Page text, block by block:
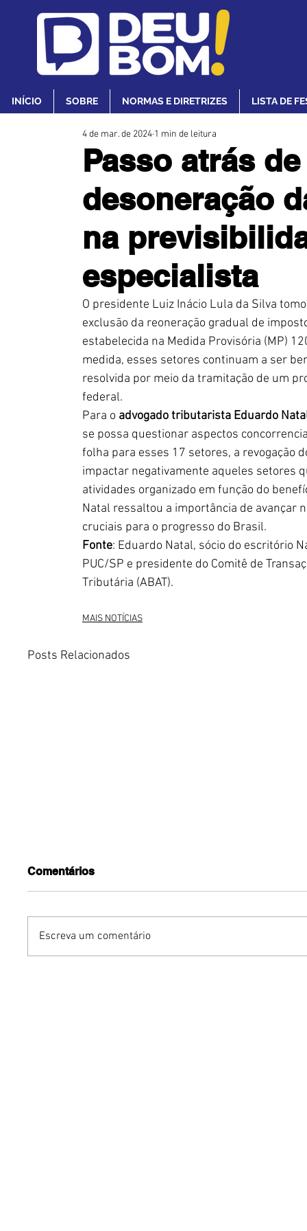
INÍCIO SOBRE NORMAS E DIRETRIZES LISTA DE
Passo atrás
desoneração
na
especialista
4 de mar. de 2024 1 min de leitura
O presidente Luiz Inácio Lula da Silva
exclusão da reoneração gradual de
estabelecida na Medida Provisória (MP)
medida, esses setores continuam a ser
resolvida por meio da tramitação de um
federal.
Para o advogado tributarista Eduardo
se possa questionar aspectos
folha para esses 17 setores, a revogação
impactar negativamente aqueles setores
atividades organizado em função do
Natal ressaltou a importância de
cruciais para o progresso do Brasil.
Fonte: Eduardo Natal, sócio do escritório
PUC/SP e presidente do Comitê de
Tributária (ABAT).
MAIS NOTÍCIAS
Posts Relacionados
Comentários
Escreva um comentário